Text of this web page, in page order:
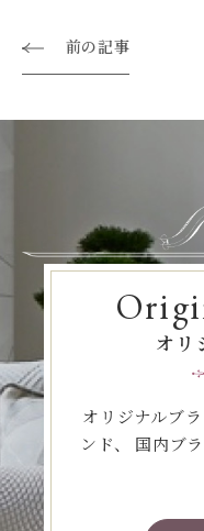
前の記事
オリ
オリジナルブ
ンド、
国内ブ